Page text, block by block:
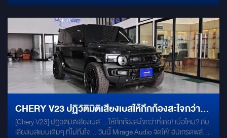
ประมวลผลลื่นไหล แรงที่สุดในรุ่น พร้อมให้คุณใช้งานทุกแอปพลิเคชันได้
RAM 8GB และ ROM 128GB มอบประสบการณ์การใช้งานที่รวดเร็ว ดู
YouTube, Netflix หรือ Disney+ ได้แบบไม่มีสะดุด Plug & Play 100%:
ติดตั้งง่ายที่สุดเพียงเสียบผ่านสาย USB ของตัวรถ ไม่ต้องแกะคอนโซล
และไม่ต้องตัดต่อสายไฟแม้แต่เส้นเดียว Original System 100%: ระบบ
เดิมของรถยังใช้งานได้ปกติทุกฟังก์ชัน ทั้งปุ่มคอนโทรลพวงมาลัย และ
ระบบกล้องรอบคัน Warranty Friendly: ปลอดภัยต่อประกันรถยนต์
เพราะไม่มีการดัดแปลงระบบไฟฟ้าใดๆ ของตัวรถ ยกระดับความสบายใน
ทุกทริป ให้ทุกการเดินทางใน Chery V23 ของคุณเต็มไปด้วยความสนุก
และสะดวกสบายยิ่งขึ้น ติดตั้งจบไว ใช้งานได้ทันที!
CHERY V23 ปฏิวัติมิติเสียงเบสให้กึกก้องสะใจกว่าที่
เคย
[Chery V23] ปฏิวัติมิติเสียงเบส... ให้กึกก้องสะใจกว่าที่เคย! เบื่อไหม? กับ
เสียงเบสแบบเดิมๆ ที่ไม่ถึงใจ... วันนี้ Mirage Audio จัดให้! อัปเกรดพลัง